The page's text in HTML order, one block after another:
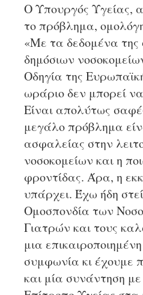
Ο Υπουργός Υγείας,
το πρόβλημα,
«Με τα δεδομένα
δημόσιων
Οδηγία της
ωράριο δεν μπορεί
Είναι απολύτως
μεγάλο πρόβλημα
ασφαλείας στην
νοσοκομείων και η
φροντίδας. Άρα, η
υπάρχει. Έχω ήδη
Ομοσπονδία των
Γιατρών και τους
μια
συμφωνία κι έχουμε
και μία συνάντηση